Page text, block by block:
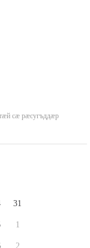
сæ рæсугъддæр
31
1
2